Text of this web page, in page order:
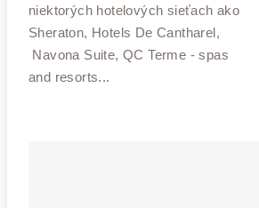
niektorých hotelových sieťach ako
Sheraton, Hotels De Cantharel,
Navona Suite, QC Terme - spas
and resorts...